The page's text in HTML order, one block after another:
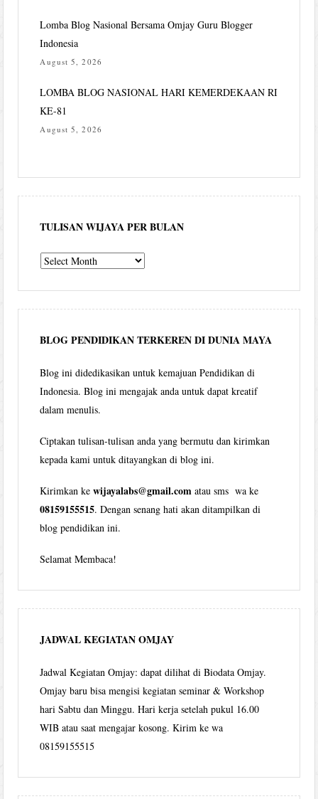
Lomba Blog Nasional Bersama Omjay Guru Blogger
Indonesia
August 5, 2026
LOMBA BLOG NASIONAL HARI KEMERDEKAAN RI
KE-81
August 5, 2026
TULISAN WIJAYA PER BULAN
Tulisan
per
bulan
BLOG PENDIDIKAN TERKEREN DI DUNIA MAYA
Blog ini didedikasikan untuk kemajuan Pendidikan di
Indonesia. Blog ini mengajak anda untuk dapat kreatif
dalam menulis.
Ciptakan tulisan-tulisan anda yang bermutu dan kirimkan
kepada kami untuk ditayangkan di blog ini.
Kirimkan kewijayalabs@gmail.com atau sms wa ke
08159155515. Dengan senang hati akan ditampilkan di
blog pendidikan ini.
Selamat Membaca!
JADWAL KEGIATAN OMJAY
Jadwal Kegiatan Omjay: dapat dilihat di Biodata Omjay.
Omjay baru bisa mengisi kegiatan seminar & Workshop
hari Sabtu dan Minggu. Hari kerja setelah pukul 16.00
WIB atau saat mengajar kosong. Kirim ke wa
08159155515